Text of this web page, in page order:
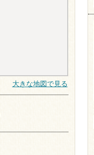
大きな地図で見る